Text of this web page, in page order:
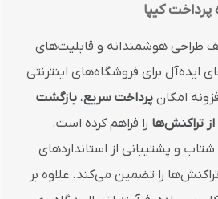
پرداخت کیپا
طراحی هوشمندانه و قابلیت‌های
ایده‌آل برای فروشگاه‌های اینترنتی
امکان پرداخت سریع، بازگشت
تراکنش‌ها را فراهم کرده است.
شتاب و پشتیبانی از استانداردهای
را تضمین می‌کند. علاوه بر